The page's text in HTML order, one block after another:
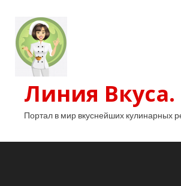
Линия Вкуса.
Портал в мир вкуснейших кулинарных